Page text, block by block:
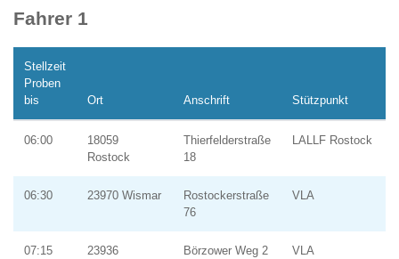
Fahrer 1
Stellzeit
Proben
bis
Ort Anschrift Stützpunkt
06:00
18059
Rostock
Thierfelderstraße
18
LALLF Rostock
06:30 23970 Wismar
Rostockerstraße
76
VLA
07:15
23936
Börzower Weg 2 VLA